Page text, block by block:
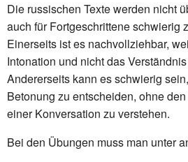
Die russischen Texte werden nicht
auch für Fortgeschrittene schwierig
Einerseits ist es nachvollziehbar,
Intonation und nicht das
Andererseits kann es schwierig
Betonung zu entscheiden, ohne
einer Konversation zu verstehen.
Bei den Übungen muss man unter